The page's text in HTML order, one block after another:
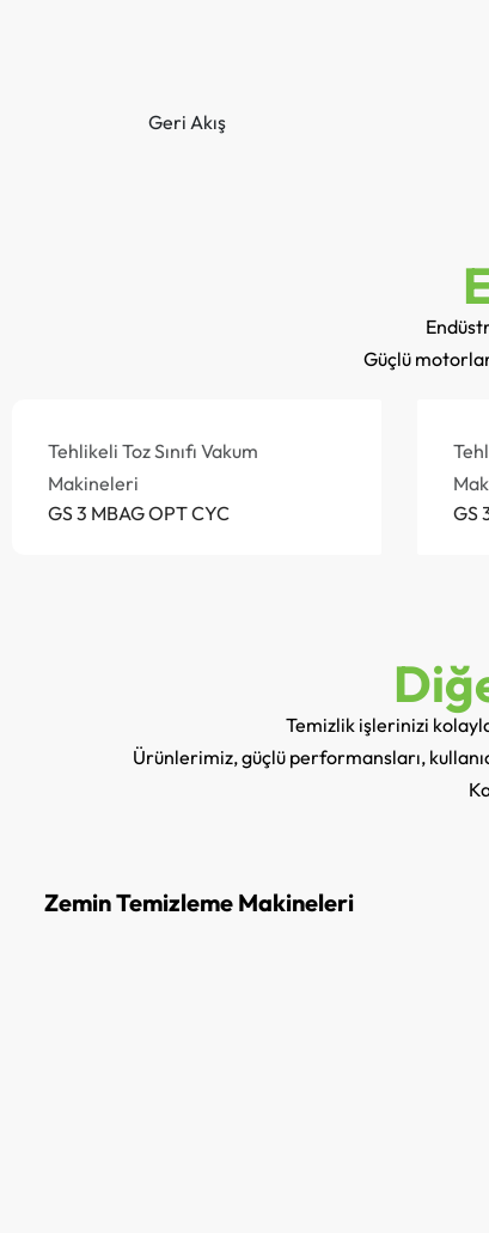
Geri Akış
Güçlü
Tehlikeli Toz Sınıfı Vakum
Makineleri
GS 3 MBAG OPT CYC
GS
Temizlik işlerinizi
Ürünlerimiz, güçlü performansları,
Zemin Temizleme Makineleri